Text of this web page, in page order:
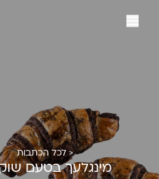
< לכל הכתבות
מינגלעך בטעם